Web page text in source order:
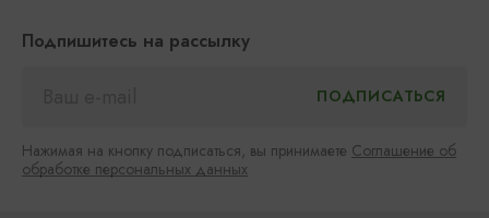
Подпишитесь на рассылку
Нажимая на кнопку подписаться, вы принимаете Соглашение об
обработке персональных данных